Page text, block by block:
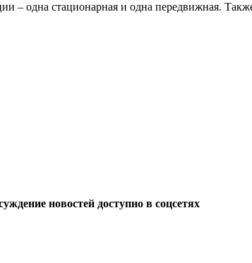
– одна стационарная и одна передвижная.
новостей доступно в соцсетях